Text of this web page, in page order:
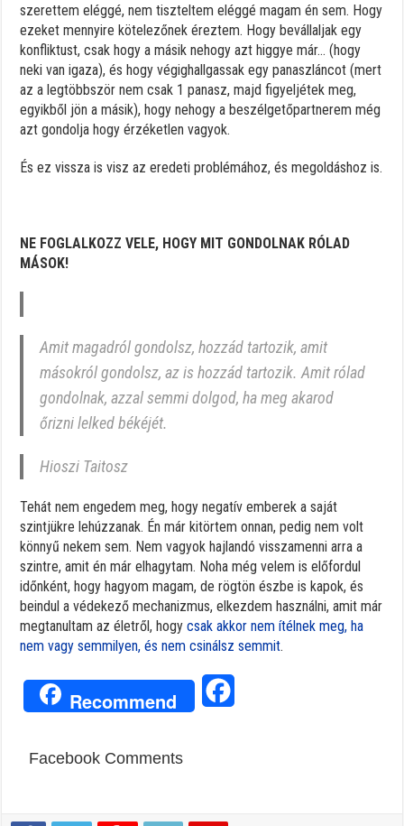
szerettem eléggé, nem tiszteltem eléggé magam én sem. Hogy
ezeket mennyire kötelezőnek éreztem. Hogy bevállaljak egy
konfliktust, csak hogy a másik nehogy azt higgye már… (hogy
neki van igaza), és hogy végighallgassak egy panaszláncot (mert
az a legtöbbször nem csak 1 panasz, majd figyeljétek meg,
egyikből jön a másik), hogy nehogy a beszélgetőpartnerem még
azt gondolja hogy érzéketlen vagyok.
És ez vissza is visz az eredeti problémához, és megoldáshoz is.
NE FOGLALKOZZ VELE, HOGY MIT GONDOLNAK RÓLAD
MÁSOK!
Amit magadról gondolsz, hozzád tartozik, amit
másokról gondolsz, az is hozzád tartozik. Amit rólad
gondolnak, azzal semmi dolgod, ha meg akarod
őrizni lelked békéjét.
Hioszi Taitosz
Tehát nem engedem meg, hogy negatív emberek a saját
szintjükre lehúzzanak. Én már kitörtem onnan, pedig nem volt
könnyű nekem sem. Nem vagyok hajlandó visszamenni arra a
szintre, amit én már elhagytam. Noha még velem is előfordul
időnként, hogy hagyom magam, de rögtön észbe is kapok, és
beindul a védekező mechanizmus, elkezdem használni, amit már
megtanultam az életről, hogycsak akkor nem ítélnek meg, ha
nem vagy semmilyen, és nem csinálsz semmit.
Recommend
Facebook Comments